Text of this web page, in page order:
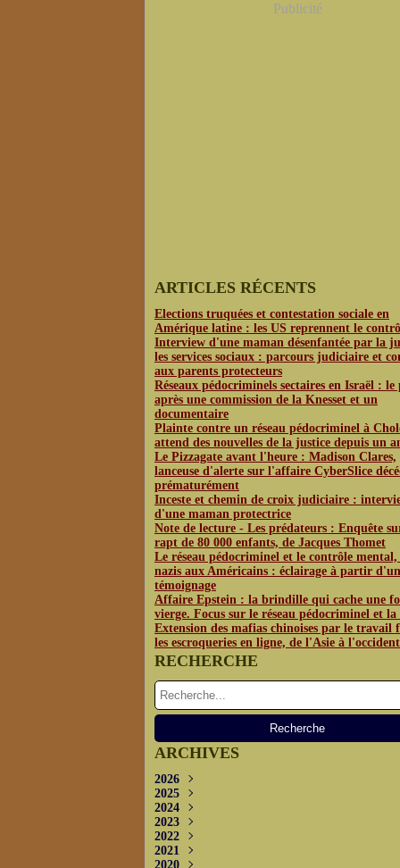
Publicité
ARTICLES RÉCENTS
Elections truquées et contestation sociale en
Amérique latine : les US reprennent le
Interview d'une maman désenfantée par la
les services sociaux : parcours judiciaire et
aux parents protecteurs
Réseaux pédocriminels sectaires en Israël :
après une commission de la Knesset et un
documentaire
Plainte contre un réseau pédocriminel à
attend des nouvelles de la justice depuis un
Le Pizzagate avant l'heure : Madison Clares,
lanceuse d'alerte sur l'affaire CyberSlice
prématurément
Inceste et chemin de croix judiciaire :
d'une maman protectrice
Note de lecture - Les prédateurs : Enquête
rapt de 80 000 enfants, de Jacques Thomet
Le réseau pédocriminel et le contrôle mental,
nazis aux Américains : éclairage à partir d'un
témoignage
Affaire Epstein : la brindille qui cache une
vierge. Focus sur le réseau pédocriminel et la
Extension des mafias chinoises par le travail
les escroqueries en ligne, de l'Asie à l'occident
RECHERCHE
ARCHIVES
2026
Juin
Mai
Avril
2025
Décembre
Novembre
Octobre
Septembre
Juillet
2024
Décembre
Novembre
Septembre
Août
2023
Décembre
Novembre
Octobre
2022
Décembre
Novembre
2021
Décembre
2020